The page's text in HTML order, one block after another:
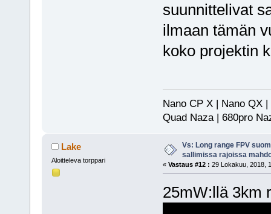
suunnittelivat
ilmaan tämän
koko projektin
Nano CP X | Nano QX
Quad Naza | 680pro
Lake
Aloitteleva torppari
Vs: Long range FPV
sallimissa rajoissa
« Vastaus #12 : 29 Lokakuu, 2018,
25mW:llä 3km